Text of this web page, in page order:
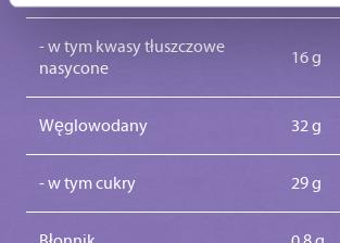
- w tym kwasy tłuszczowe
nasycone
16 g
Węglowodany 32 g
- w tym cukry 29 g